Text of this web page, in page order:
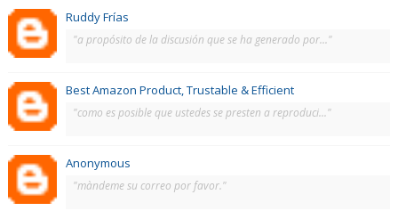
Ruddy Frías
"a propósito de la discusión que se ha generado por..."
Best Amazon Product, Trustable & Efficient
"como es posible que ustedes se presten a reproduci..."
Anonymous
"màndeme su correo por favor."